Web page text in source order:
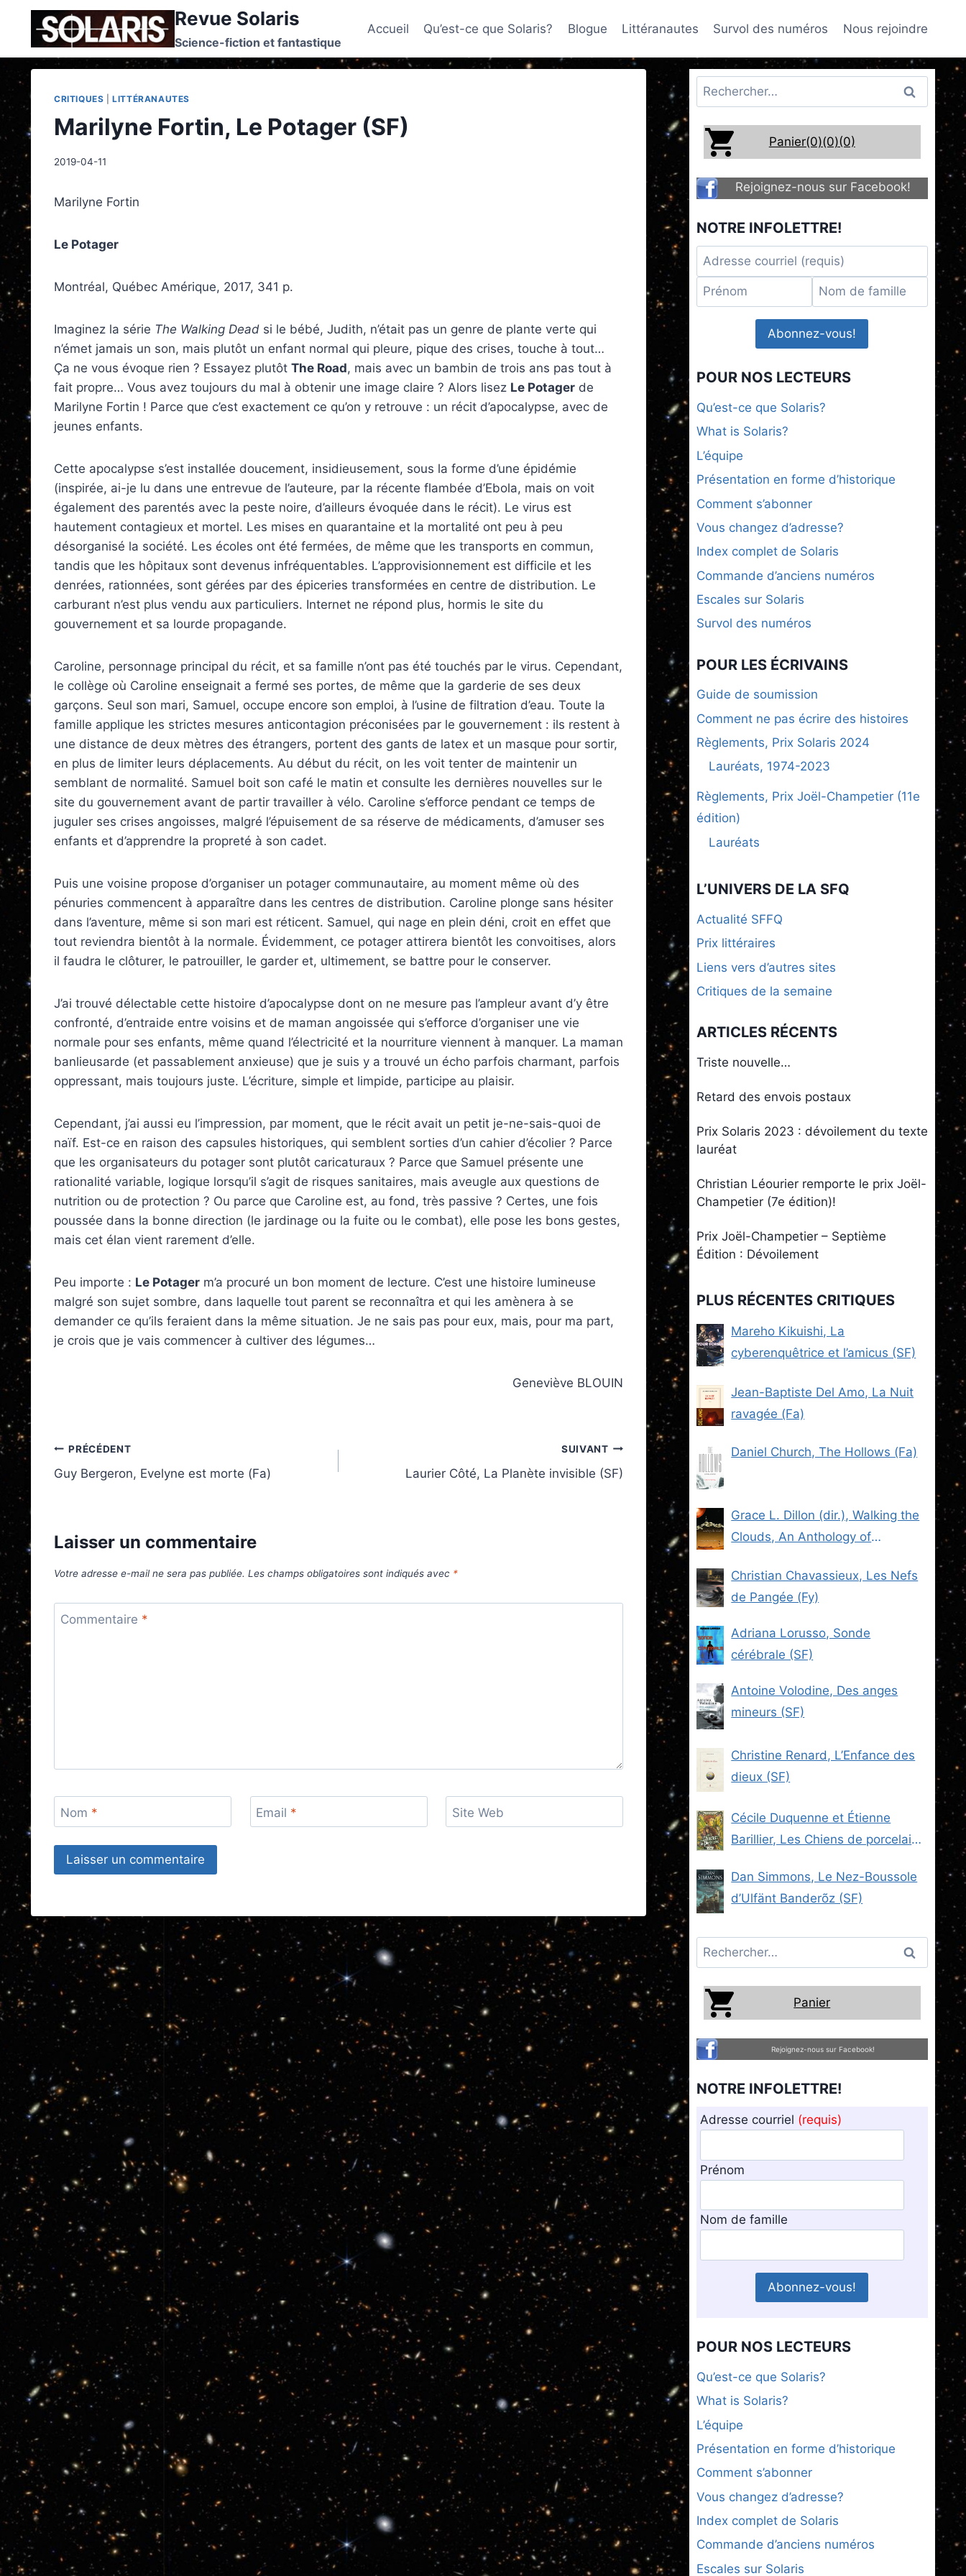
content
Revue Solaris
Science-fiction et fantastique
Accueil Qu’est-ce que Solaris? Blogue Littéranautes Survol des numéros Nous rejoindre
CRITIQUES |LITTÉRANAUTES
Marilyne Fortin, Le Potager (SF)
2019-04-11
Marilyne Fortin
Le Potager
Montréal, Québec Amérique, 2017, 341 p.
Imaginez la série The Walking Dead si le bébé, Judith, n’était pas un genre de plante verte qui
n’émet jamais un son, mais plutôt un enfant normal qui pleure, pique des crises, touche à tout…
Ça ne vous évoque rien ? Essayez plutôt The Road, mais avec un bambin de trois ans pas tout à
fait propre… Vous avez toujours du mal à obtenir une image claire ? Alors lisez Le Potager de
Marilyne Fortin ! Parce que c’est exactement ce qu’on y retrouve : un récit d’apocalypse, avec de
jeunes enfants.
Cette apocalypse s’est installée doucement, insidieusement, sous la forme d’une épidémie
(inspirée, ai-je lu dans une entrevue de l’auteure, par la récente flambée d’Ebola, mais on voit
également des parentés avec la peste noire, d’ailleurs évoquée dans le récit). Le virus est
hautement contagieux et mortel. Les mises en quarantaine et la mortalité ont peu à peu
désorganisé la société. Les écoles ont été fermées, de même que les transports en commun,
tandis que les hôpitaux sont devenus infréquentables. L’approvisionnement est difficile et les
denrées, rationnées, sont gérées par des épiceries transformées en centre de distribution. Le
carburant n’est plus vendu aux particuliers. Internet ne répond plus, hormis le site du
gouvernement et sa lourde propagande.
Caroline, personnage principal du récit, et sa famille n’ont pas été touchés par le virus. Cependant,
le collège où Caroline enseignait a fermé ses portes, de même que la garderie de ses deux
garçons. Seul son mari, Samuel, occupe encore son emploi, à l’usine de filtration d’eau. Toute la
famille applique les strictes mesures anticontagion préconisées par le gouvernement : ils restent à
une distance de deux mètres des étrangers, portent des gants de latex et un masque pour sortir,
en plus de limiter leurs déplacements. Au début du récit, on les voit tenter de maintenir un
semblant de normalité. Samuel boit son café le matin et consulte les dernières nouvelles sur le
site du gouvernement avant de partir travailler à vélo. Caroline s’efforce pendant ce temps de
juguler ses crises angoisses, malgré l’épuisement de sa réserve de médicaments, d’amuser ses
enfants et d’apprendre la propreté à son cadet.
Puis une voisine propose d’organiser un potager communautaire, au moment même où des
pénuries commencent à apparaître dans les centres de distribution. Caroline plonge sans hésiter
dans l’aventure, même si son mari est réticent. Samuel, qui nage en plein déni, croit en effet que
tout reviendra bientôt à la normale. Évidemment, ce potager attirera bientôt les convoitises, alors
il faudra le clôturer, le patrouiller, le garder et, ultimement, se battre pour le conserver.
J’ai trouvé délectable cette histoire d’apocalypse dont on ne mesure pas l’ampleur avant d’y être
confronté, d’entraide entre voisins et de maman angoissée qui s’efforce d’organiser une vie
normale pour ses enfants, même quand l’électricité et la nourriture viennent à manquer. La maman
banlieusarde (et passablement anxieuse) que je suis y a trouvé un écho parfois charmant, parfois
oppressant, mais toujours juste. L’écriture, simple et limpide, participe au plaisir.
Cependant, j’ai aussi eu l’impression, par moment, que le récit avait un petit je-ne-sais-quoi de
naïf. Est-ce en raison des capsules historiques, qui semblent sorties d’un cahier d’écolier ? Parce
que les organisateurs du potager sont plutôt caricaturaux ? Parce que Samuel présente une
rationalité variable, logique lorsqu’il s’agit de risques sanitaires, mais aveugle aux questions de
nutrition ou de protection ? Ou parce que Caroline est, au fond, très passive ? Certes, une fois
poussée dans la bonne direction (le jardinage ou la fuite ou le combat), elle pose les bons gestes,
mais cet élan vient rarement d’elle.
Peu importe : Le Potager m’a procuré un bon moment de lecture. C’est une histoire lumineuse
malgré son sujet sombre, dans laquelle tout parent se reconnaîtra et qui les amènera à se
demander ce qu’ils feraient dans la même situation. Je ne sais pas pour eux, mais, pour ma part,
je crois que je vais commencer à cultiver des légumes…
Geneviève BLOUIN
Navigation
de
PRÉCÉDENT
Guy Bergeron, Evelyne est morte (Fa)
SUIVANT
Laurier Côté, La Planète invisible (SF)
Laisser un commentaire
Votre adresse e-mail ne sera pas publiée. Les champs obligatoires sont indiqués avec *
Commentaire *
Nom * Email * Site Web
Rechercher :
Panier(0)(0)(0)
Rejoignez-nous sur Facebook!
NOTRE INFOLETTRE!
POUR NOS LECTEURS
Qu’est-ce que Solaris?
What is Solaris?
L’équipe
Présentation en forme d’historique
Comment s’abonner
Vous changez d’adresse?
Index complet de Solaris
Commande d’anciens numéros
Escales sur Solaris
Survol des numéros
POUR LES ÉCRIVAINS
Guide de soumission
Comment ne pas écrire des histoires
Règlements, Prix Solaris 2024
Lauréats, 1974-2023
Règlements, Prix Joël-Champetier (11e
édition)
Lauréats
L’UNIVERS DE LA SFQ
Actualité SFFQ
Prix littéraires
Liens vers d’autres sites
Critiques de la semaine
ARTICLES RÉCENTS
Triste nouvelle…
Retard des envois postaux
Prix Solaris 2023 : dévoilement du texte
lauréat
Christian Léourier remporte le prix Joël-
Champetier (7e édition)!
Prix Joël-Champetier – Septième
Édition : Dévoilement
PLUS RÉCENTES CRITIQUES
Mareho Kikuishi, La
cyberenquêtrice et l’amicus (SF)
Jean-Baptiste Del Amo, La Nuit
ravagée (Fa)
Daniel Church, The Hollows (Fa)
Grace L. Dillon (dir.), Walking the
Clouds, An Anthology of
Christian Chavassieux, Les Nefs
de Pangée (Fy)
Adriana Lorusso, Sonde
cérébrale (SF)
Antoine Volodine, Des anges
mineurs (SF)
Christine Renard, L’Enfance des
dieux (SF)
Cécile Duquenne et Étienne
Barillier, Les Chiens de porcelaine
Dan Simmons, Le Nez-Boussole
d’Ulfänt Banderõz (SF)
Rechercher :
Panier
Rejoignez-nous sur Facebook!
NOTRE INFOLETTRE!
Adresse courriel (requis)
Prénom
Nom de famille
POUR NOS LECTEURS
Qu’est-ce que Solaris?
What is Solaris?
L’équipe
Présentation en forme d’historique
Comment s’abonner
Vous changez d’adresse?
Index complet de Solaris
Commande d’anciens numéros
Escales sur Solaris